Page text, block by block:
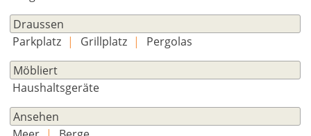
Draussen
Parkplatz | Grillplatz |
Pergolas
Möbliert
Haushaltsgeräte
Ansehen